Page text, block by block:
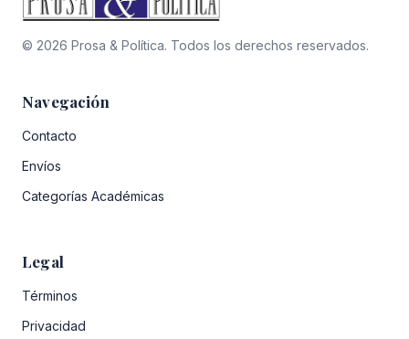
© 2026 Prosa & Política. Todos los derechos reservados.
Navegación
Contacto
Envíos
Categorías Académicas
Legal
Términos
Privacidad